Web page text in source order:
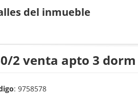
del inmueble
2 venta apto 3 dorm
: 9758578